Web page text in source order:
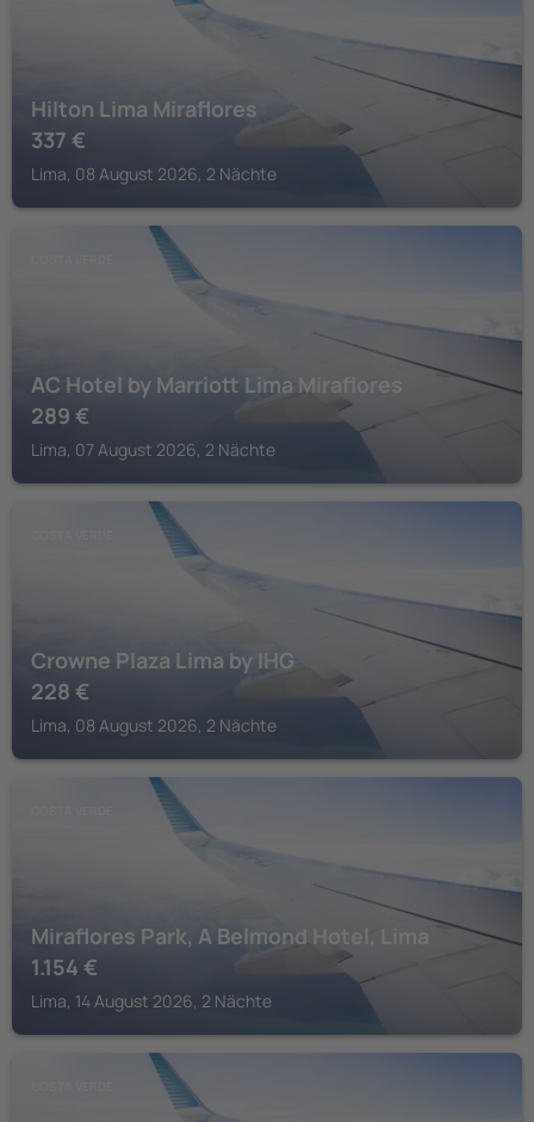
Hilton Lima Miraflores
337 €
Lima, 08 August 2026, 2 Nächte
AC Hotel by Marriott Lima Miraflores
289 €
Lima, 07 August 2026, 2 Nächte
Crowne Plaza Lima by IHG
228 €
Lima, 08 August 2026, 2 Nächte
Miraflores Park, A Belmond Hotel, Lima
1.154 €
Lima, 14 August 2026, 2 Nächte